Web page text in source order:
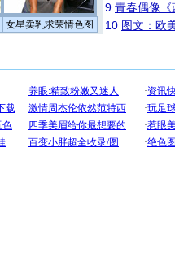
女星卖乳求荣情色图
9 青春偶像《
10 图文：欧